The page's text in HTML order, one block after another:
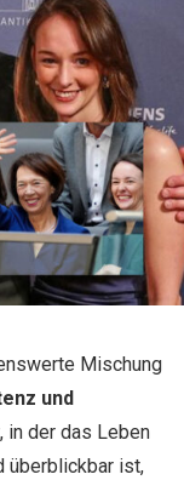
Mischung
und
in der das Leben
überblickbar ist,